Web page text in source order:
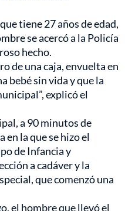
tiene 27 años de edad,
se acercó a la Policía
hecho.
de una caja, envuelta en
bebé sin vida y que la
explicó el
a 90 minutos de
en la que se hizo el
de Infancia y
a cadáver y la
que comenzó una
el hombre que llevó el